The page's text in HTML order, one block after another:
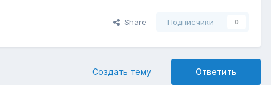
Share Подписчики 0
Ответить
Создать тему